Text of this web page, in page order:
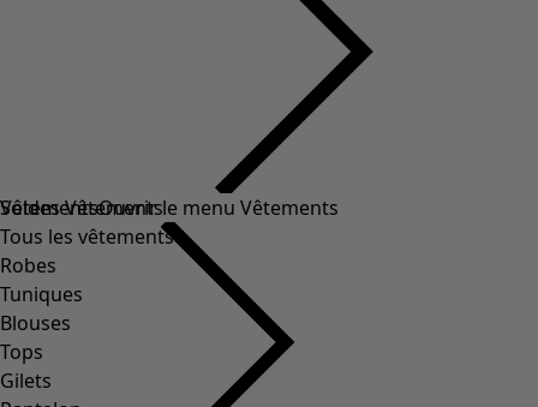
Soldes Vêtements
Tous les vêtements
Robes
Tuniques
Blouses
Tops
Gilets
VêtementsOuvrir le menu Vêtements